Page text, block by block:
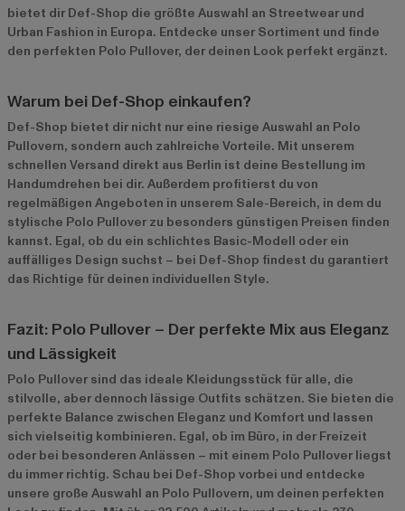
bietet dir Def-Shop die größte Auswahl an Streetwear und
Urban Fashion in Europa. Entdecke unser Sortiment und finde
den perfekten Polo Pullover, der deinen Look perfekt ergänzt.
Warum bei Def-Shop einkaufen?
Def-Shop bietet dir nicht nur eine riesige Auswahl an Polo
Pullovern, sondern auch zahlreiche Vorteile. Mit unserem
schnellen Versand direkt aus Berlin ist deine Bestellung im
Handumdrehen bei dir. Außerdem profitierst du von
regelmäßigen Angeboten in unserem Sale-Bereich, in dem du
stylische Polo Pullover zu besonders günstigen Preisen finden
kannst. Egal, ob du ein schlichtes Basic-Modell oder ein
auffälliges Design suchst – bei Def-Shop findest du garantiert
das Richtige für deinen individuellen Style.
Fazit: Polo Pullover – Der perfekte Mix aus Eleganz
und Lässigkeit
Polo Pullover sind das ideale Kleidungsstück für alle, die
stilvolle, aber dennoch lässige Outfits schätzen. Sie bieten die
perfekte Balance zwischen Eleganz und Komfort und lassen
sich vielseitig kombinieren. Egal, ob im Büro, in der Freizeit
oder bei besonderen Anlässen – mit einem Polo Pullover liegst
du immer richtig. Schau bei Def-Shop vorbei und entdecke
unsere große Auswahl an Polo Pullovern, um deinen perfekten